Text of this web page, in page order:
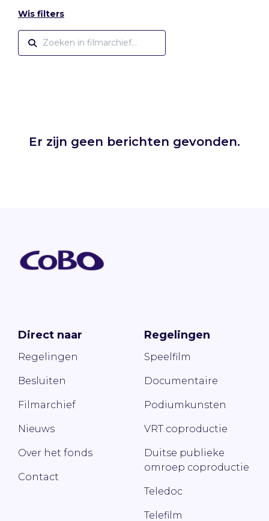
Wis filters
Er zijn geen berichten gevonden.
Direct naar
Regelingen
Besluiten
Filmarchief
Nieuws
Over het fonds
Contact
Regelingen
Speelfilm
Documentaire
Podiumkunsten
VRT coproductie
Duitse publieke
omroep coproductie
Teledoc
Telefilm